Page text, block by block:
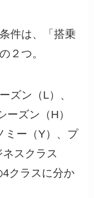
件は、「搭乗
２つ。
ズン（L）、
ズン（H）
ミー（Y）、プ
スクラス
4クラスに分か